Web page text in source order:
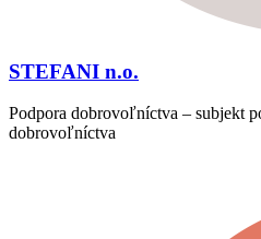
STEFANI n.o.
Podpora dobrovoľníctva – subjekt
dobrovoľníctva